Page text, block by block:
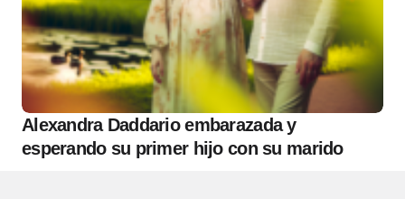
Alexandra Daddario embarazada y
esperando su primer hijo con su marido